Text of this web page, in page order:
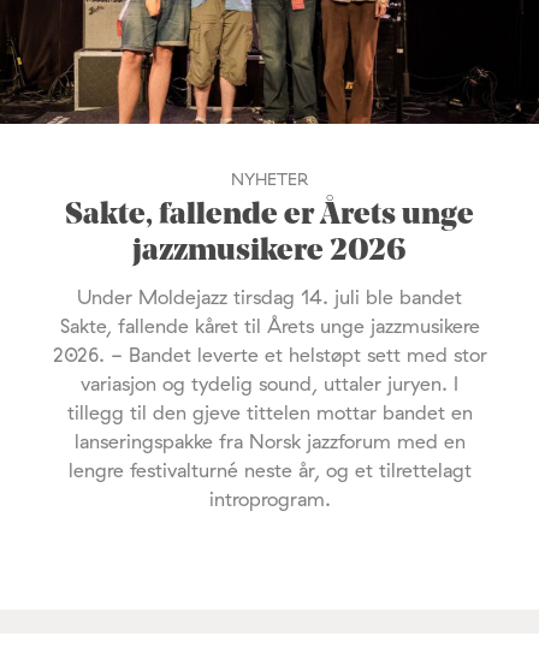
NYHETER
Sakte, fallende er Årets unge
jazzmusikere 2026
Under Moldejazz tirsdag 14. juli ble bandet
Sakte, fallende kåret til Årets unge jazzmusikere
2026. - Bandet leverte et helstøpt sett med stor
variasjon og tydelig sound, uttaler juryen. I
tillegg til den gjeve tittelen mottar bandet en
lanseringspakke fra Norsk jazzforum med en
lengre festivalturné neste år, og et tilrettelagt
introprogram.